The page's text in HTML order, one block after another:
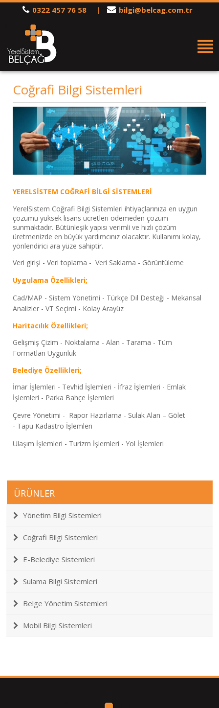
0322 457 76 58 | bilgi@belcag.com.tr
Coğrafi Bilgi Sistemleri
YERELSİSTEM COĞRAFİ BİLGİ SİSTEMLERİ
YerelSistem Coğrafi Bilgi Sistemleri ihtiyaçlarınıza en uygun
çözümü yüksek lisans ücretleri ödemeden çözüm
sunmaktadır. Bütünleşik yapısı verimli ve hızlı çözüm
üretmenizde en büyük yardımcınız olacaktır. Kullanımı kolay,
yönlendirici ara yüze sahiptir.
Veri girişi -Veri toplama -Veri Saklama - Görüntüleme
Uygulama Özellikleri;
Cad/MAP - Sistem Yönetimi - Türkçe Dil Desteği - Mekansal
Analizler -VT Seçimi - Kolay Arayüz
Haritacılık Özellikleri;
Gelişmiş Çizim - Noktalama -Alan - Tarama - Tüm
Formatları Uygunluk
Belediye Özellikleri;
İmar İşlemleri - Tevhid İşlemleri - İfraz İşlemleri - Emlak
İşlemleri - Parka Bahçe İşlemleri
Çevre Yönetimi - Rapor Hazırlama - Sulak Alan – Gölet
- Tapu Kadastro İşlemleri
Ulaşım İşlemleri - Turizm İşlemleri - Yol İşlemleri
ÜRÜNLER
Yönetim Bilgi Sistemleri
Coğrafi Bilgi Sistemleri
E-Belediye Sistemleri
Sulama Bilgi Sistemleri
Belge Yönetim Sistemleri
Mobil Bilgi Sistemleri